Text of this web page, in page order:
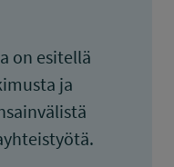
on esitellä
ja